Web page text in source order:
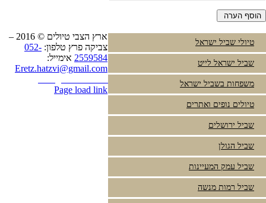
טיולי שביל ישראל
שביל ישראל לייט
משפחות בשביל ישראל
טיולים נופים ואתרים
שביל ירושלים
שביל הגולן
שביל עמק המעיינות
שביל רמות מנשה
ארץ הצבי טיולים © 2016 –
צביקה פרץ טלפון: 052-
2559584 אימייל:
Eretz.hatzvi@gmail.com
Page load link